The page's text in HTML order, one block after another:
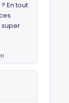
En tout